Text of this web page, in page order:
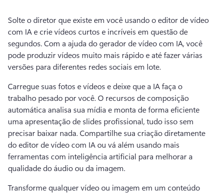
Solte o diretor que existe em você usando o editor de vídeo
com IA e crie vídeos curtos e incríveis em questão de
segundos. Com a ajuda do gerador de vídeo com IA, você
pode produzir vídeos muito mais rápido e até fazer várias
versões para diferentes redes sociais em lote.
Carregue suas fotos e vídeos e deixe que a IA faça o
trabalho pesado por você. O recursos de composição
automática analisa sua mídia e monta de forma eficiente
uma apresentação de slides profissional, tudo isso sem
precisar baixar nada. Compartilhe sua criação diretamente
do editor de vídeo com IA ou vá além usando mais
ferramentas com inteligência artificial para melhorar a
qualidade do áudio ou da imagem.
Transforme qualquer vídeo ou imagem em um conteúdo